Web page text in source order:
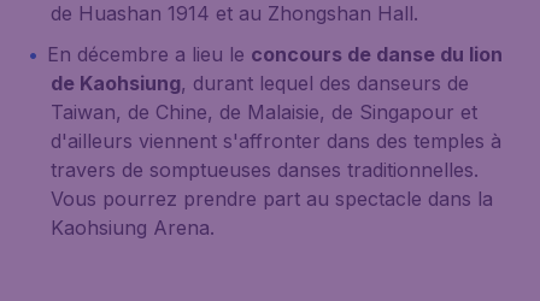
de Huashan 1914 et au Zhongshan Hall.
En décembre a lieu le concours de danse du lion
de Kaohsiung, durant lequel des danseurs de
Taiwan, de Chine, de Malaisie, de Singapour et
d'ailleurs viennent s'affronter dans des temples à
travers de somptueuses danses traditionnelles.
Vous pourrez prendre part au spectacle dans la
Kaohsiung Arena.